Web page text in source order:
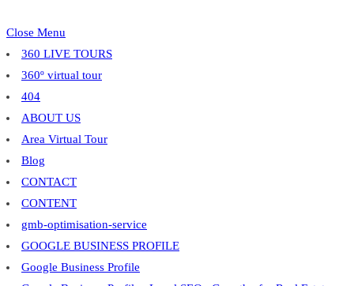
Close Menu
360 LIVE TOURS
360º virtual tour
404
ABOUT US
Area Virtual Tour
Blog
CONTACT
CONTENT
gmb-optimisation-service
GOOGLE BUSINESS PROFILE
Google Business Profile